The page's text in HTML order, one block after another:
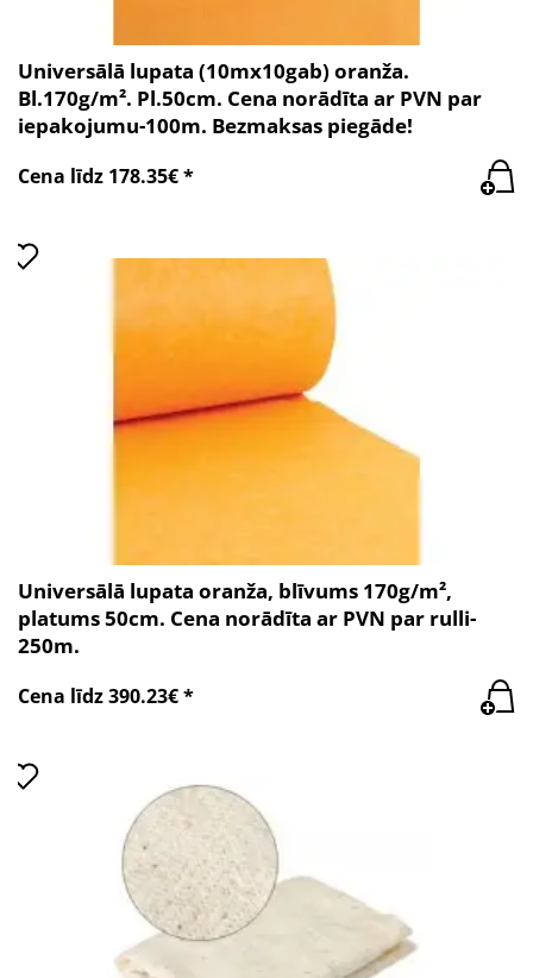
Universālā lupata (10mx10gab) oranža.
Bl.170g/m². Pl.50cm. Cena norādīta ar PVN par
iepakojumu-100m. Bezmaksas piegāde!
Cena līdz 178.35€ *
Universālā lupata oranža, blīvums 170g/m²,
platums 50cm. Cena norādīta ar PVN par rulli-
250m.
Cena līdz 390.23€ *